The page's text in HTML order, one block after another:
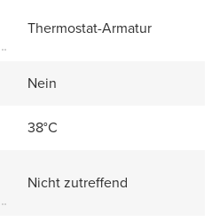
Thermostat-Armatur
Nein
38°C
Nicht zutreffend